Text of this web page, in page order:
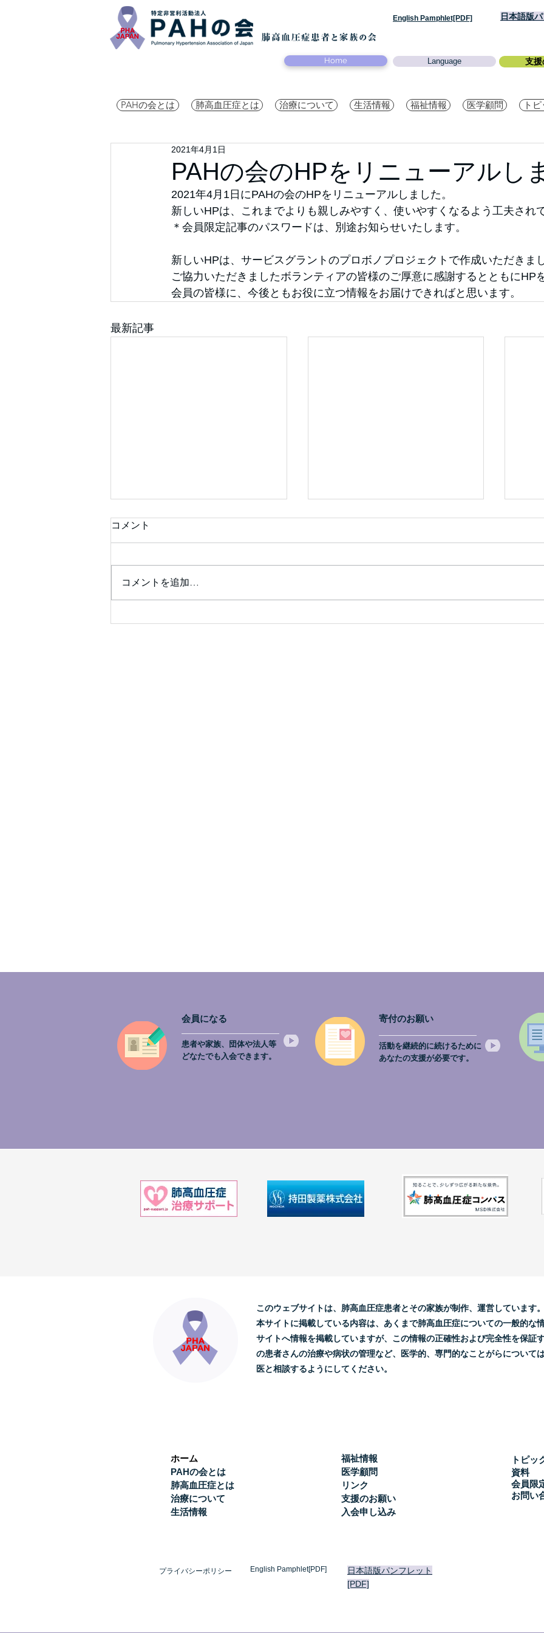
English Pamphlet[PDF] 日本語版
Home Language 支援
PAHの会とは 肺高血圧症とは 治療について 生活情報 福祉情報 医学顧問 ト
PAHの会のHPをリニューアルし
2021年4月1日
2021年4月1日にPAHの会のHPをリニューアルしました。
新しいHPは、これまでよりも親しみやすく、使いやすくなるよう工夫され
＊会員限定記事のパスワードは、別途お知らせいたします。
新しいHPは、サービスグラントのプロボノプロジェクトで作成いただきまし
ご協力いただきましたボランティアの皆様のご厚意に感謝するとともにHP
会員の皆様に、今後ともお役に立つ情報をお届けできればと思います。
最新記事
コメント
コメントを追加…
会員になる
患者や家族、団体や法人等
どなたでも入会できます。
寄付のお願い
活動を継続的に続けるために
あなたの支援が必要です。
このウェブサイトは、肺高血圧症患者とその家族が制作、運営しています。
本サイトに掲載している内容は、あくまで肺高血圧症についての一般的な
サイトへ情報を掲載していますが、この情報の正確性および完全性を保証
の患者さんの治療や病状の管理など、医学的、専門的なことがらについて
医と相談するようにしてください。
ホーム
PAHの会とは
肺高血圧症とは
治療について
生活情報
福祉情報
医学顧問
リンク
支援のお願い
入会申し込み
トピッ
資料
会員限
お問い
プライバシーポリシー English Pamphlet[PDF]
日本語版パンフレット
[PDF]